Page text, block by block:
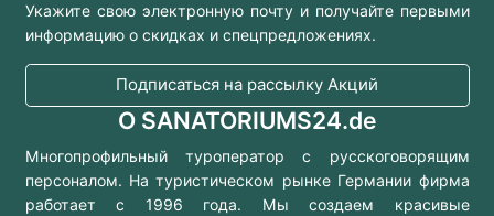
Укажите свою электронную почту и получайте первыми
информацию о скидках и спецпредложениях.
Подписаться на рассылку Акций
О SANATORIUMS24.de
Многопрофильный туроператор с русскоговорящим
персоналом. На туристическом рынке Германии фирма
работает с 1996 года. Мы создаем красивые